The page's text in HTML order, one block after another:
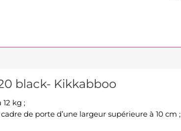
black- Kikkabboo
kg ;
de porte d’une largeur supérieure à 10 cm ;